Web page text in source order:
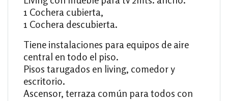
1 Cochera cubierta,
1 Cochera descubierta.
Tiene instalaciones para equipos de aire
central en todo el piso.
Pisos tarugados en living, comedor y
escritorio.
Ascensor, terraza común para todos con